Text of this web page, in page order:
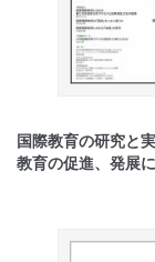
国際教育の研究と
教育の促進、発展